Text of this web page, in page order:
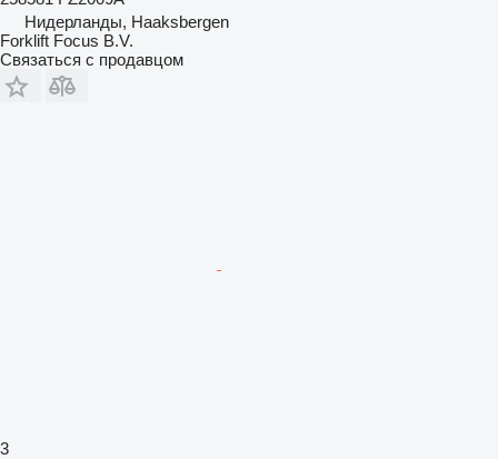
Нидерланды, Haaksbergen
Forklift Focus B.V.
Связаться с продавцом
3